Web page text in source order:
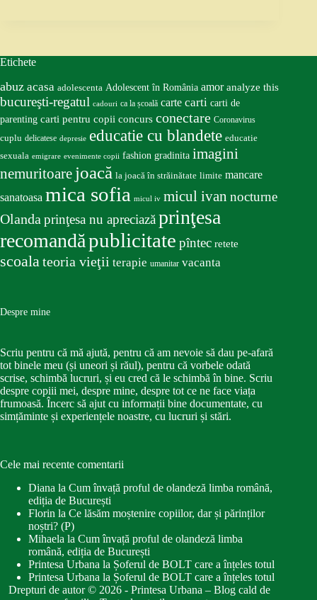
Etichete
abuz acasa adolescenta Adolescent în România amor analyze this
bucureşti-regatul cadouri ca la școală carte carti carti de
parenting carti pentru copii concurs conectare Coronavirus
cuplu delicatese depresie educatie cu blandete educatie
sexuala emigrare evenimente copii fashion gradinita imagini
nemuritoare joacă la joacă în străinătate limite mancare
sanatoasa mica sofia micul iv micul ivan nocturne
Olandaprinţesa nu apreciazăprinţesa
recomandăpublicitate pîntec retete
scoalateoria vieţii terapie umanitar vacanta
Despre mine
Scriu pentru că mă ajută, pentru că am nevoie să dau pe-afară
tot binele meu (și uneori și răul), pentru că vorbele odată
scrise, schimbă lucruri, și eu cred că le schimbă în bine. Scriu
despre copiii mei, despre mine, despre tot ce ne face viața
frumoasă. Încerc să ajut cu informații bine documentate, cu
simțăminte și experiențele noastre, cu lucruri și stări.
Cele mai recente comentarii
Diana la Cum învață proful de olandeză limba română,
ediția de București
Florin la Ce lăsăm moștenire copiilor, dar și părinților
noștri? (P)
Mihaela la Cum învață proful de olandeză limba
română, ediția de București
Printesa Urbana la Șoferul de BOLT care a înțeles totul
Printesa Urbana la Șoferul de BOLT care a înțeles totul
Drepturi de autor © 2026 - Printesa Urbana – Blog cald de